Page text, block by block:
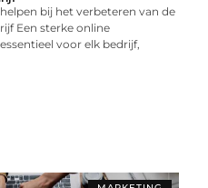
bij het verbeteren van de
Een sterke online
voor elk bedrijf,